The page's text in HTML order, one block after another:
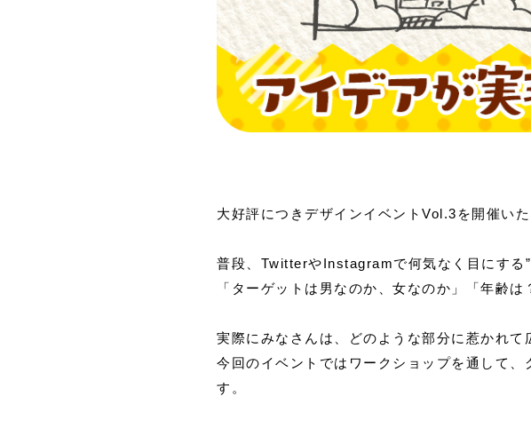
大好評につきデザインイベントVol.3を開催いた
普段、TwitterやInstagramで何気なく目にする
「ターゲットは男なのか、女なのか」「年齢
実際にみなさんは、どのような部分に惹かれて
今回のイベントではワークショップを通して
す。